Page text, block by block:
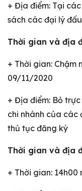
+ Địa điểm: Tại
sách các đại lý
Thời gian và địa
+ Thời gian: Chậm
09/11/2020
+ Địa điểm: Bỏ
chi nhánh của các
thủ tục đăng ký
Thời gian và địa
+ Thời gian: